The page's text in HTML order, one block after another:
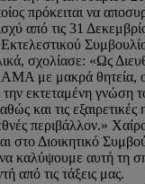
πρόκειται να
από τις 31
σχολίασε: «Ως
με μακρά θητεία,
την εκτεταμένη γνώση
και τις εξαιρετικές
περιβάλλον.»
στο Διοικητικό
καλύψουμε αυτή τη
από τις τάξεις μας.